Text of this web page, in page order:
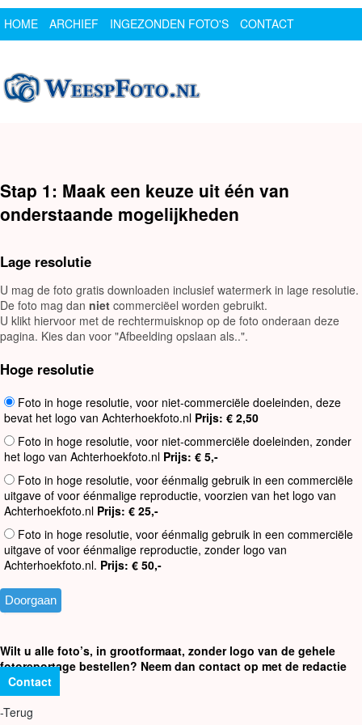
HOME ARCHIEF INGEZONDEN FOTO'S
CONTACT
Stap 1: Maak een keuze uit één van
onderstaande mogelijkheden
Lage resolutie
U mag de foto gratis downloaden inclusief watermerk in lage resolutie.
De foto mag dan niet commerciëel worden gebruikt.
U klikt hiervoor met de rechtermuisknop op de foto onderaan deze
pagina. Kies dan voor "Afbeelding opslaan als..".
Hoge resolutie
Foto in hoge resolutie, voor niet-commerciële doeleinden, deze
bevat het logo van Achterhoekfoto.nl Prijs: € 2,50
Foto in hoge resolutie, voor niet-commerciële doeleinden, zonder
het logo van Achterhoekfoto.nl Prijs: € 5,-
Foto in hoge resolutie, voor éénmalig gebruik in een commerciële
uitgave of voor éénmalige reproductie, voorzien van het logo van
Achterhoekfoto.nl Prijs: € 25,-
Foto in hoge resolutie, voor éénmalig gebruik in een commerciële
uitgave of voor éénmalige reproductie, zonder logo van
Achterhoekfoto.nl. Prijs: € 50,-
Wilt u alle foto’s, in grootformaat, zonder logo van de gehele
fotoreportage bestellen? Neem dan contact op met de redactie
Contact
-Terug